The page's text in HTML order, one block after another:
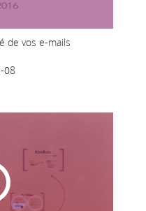
de vos e-mails
08